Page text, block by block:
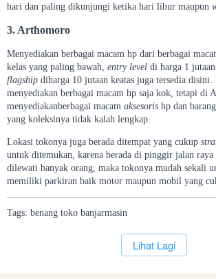
hari dan paling dikunjungi ketika hari libur maupun
3. Arthomoro
Menyediakan berbagai macam hp dari berbagai
kelas yang paling bawah, entry level di harga 1
flagship diharga 10 jutaan keatas juga tersedia disini.
menyediakan berbagai macam hp saja kok, tetapi di
menyediakanberbagai macam aksesoris hp dan
yang koleksinya tidak kalah lengkap.
Lokasi tokonya juga berada ditempat yang cukup
untuk ditemukan, karena berada di pinggir jalan raya
dilewati banyak orang, maka tokonya mudah sekali
memiliki parkiran baik motor maupun mobil yang
Tags: benang toko banjarmasin
`Lihat Lagi